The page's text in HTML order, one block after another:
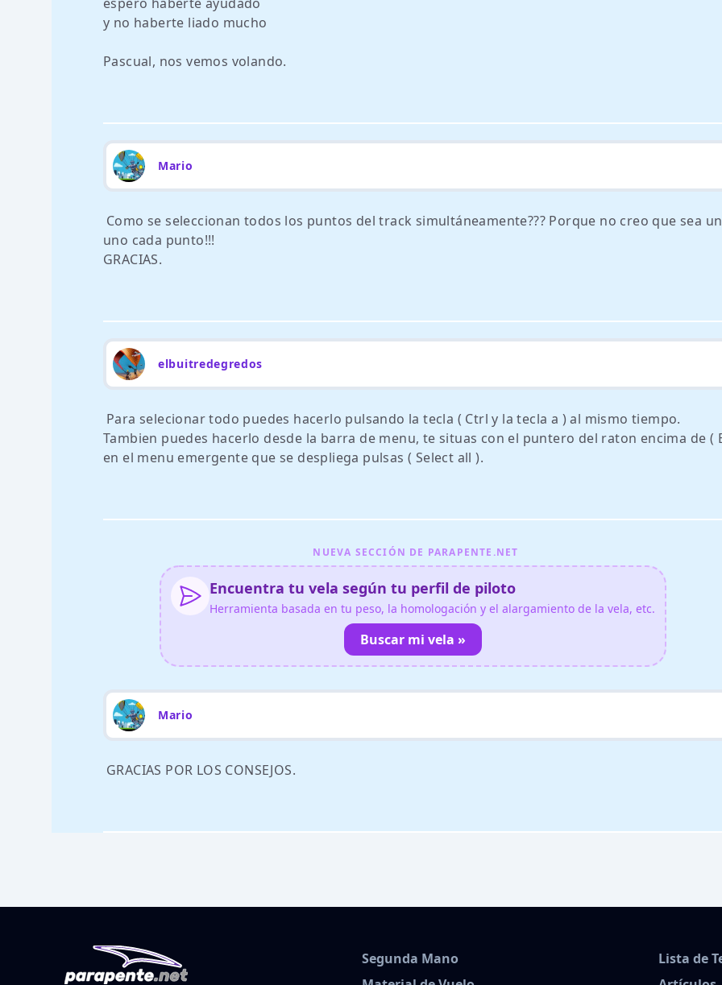
y no haberte liado mucho
Pascual, nos vemos volando.
Mario
Como se seleccionan todos los puntos del track simultáneamente??? Porque no creo que sea
uno cada punto!!!
GRACIAS.
elbuitredegredos
Para selecionar todo puedes hacerlo pulsando la tecla ( Ctrl y la tecla a ) al mismo tiempo.
Tambien puedes hacerlo desde la barra de menu, te situas con el puntero del raton encima de (
en el menu emergente que se despliega pulsas ( Select all ).
NUEVA SECCIÓN DE PARAPENTE.NET
Encuentra tu vela según tu perfil de piloto
Herramienta basada en tu peso, la homologación y el alargamiento de la vela, etc.
Buscar mi vela »
Mario
GRACIAS POR LOS CONSEJOS.
Segunda Mano
Lista de